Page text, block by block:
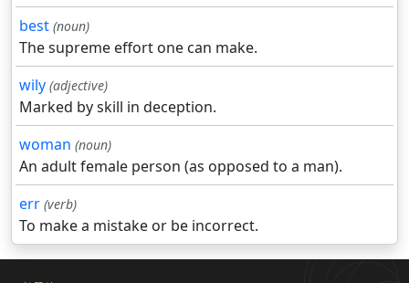
best (noun)
The supreme effort one can make.
wily (adjective)
Marked by skill in deception.
woman (noun)
An adult female person (as opposed to a man).
err (verb)
To make a mistake or be incorrect.